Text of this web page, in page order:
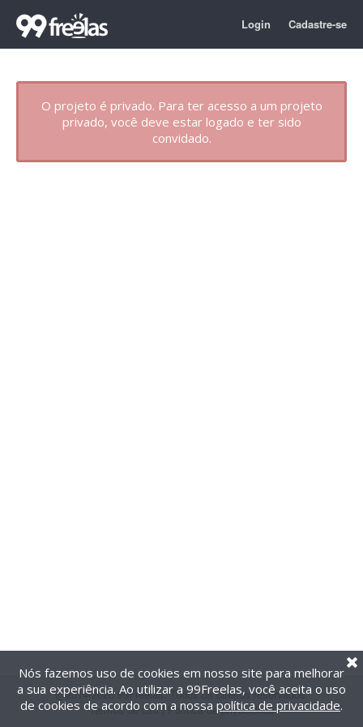
Login Cadastre-se
O projeto é privado. Para ter acesso a um projeto
privado, você deve estar logado e ter sido
convidado.
@2014-2026 99Freelas. Todos os direitos reservados.
Termos de uso| Política de privacidade
Nós fazemos uso de cookies em nosso site para melhorar
a sua experiência. Ao utilizar a 99Freelas, você aceita o uso
de cookies de acordo com a nossa política de privacidade.